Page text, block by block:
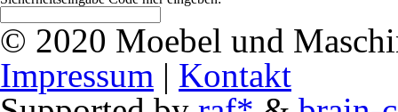
© 2020 Moebel und
Impressum | Kontakt